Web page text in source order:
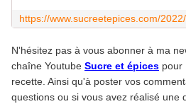
N'hésitez pas à vous abonner à ma
chaîne Youtube Sucre et épices pour
recette. Ainsi qu'à poster vos
questions ou si vous avez réalisé une